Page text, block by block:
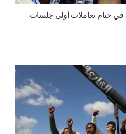
مليار جنيه في ختام تعاملات أولى جلسات